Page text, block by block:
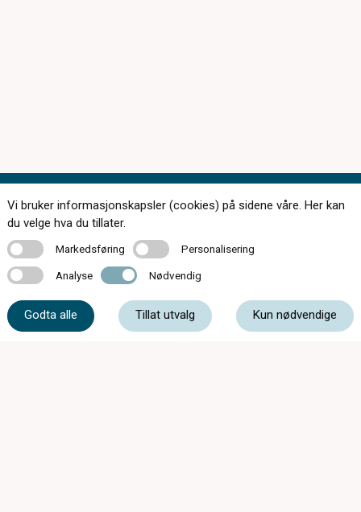
Kontakt oss
Vi bruker informasjonskapsler (cookies) på sidene våre. Her kan
du velge hva du tillater.
MarkedsføringMarkedsføring PersonaliseringPersonalisering
Analyse Analyse Nødvendig Nødvendig
Godta alle Tillat utvalg Kun nødvendige